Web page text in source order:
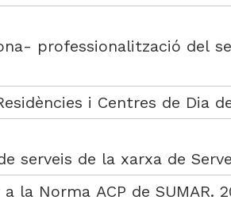
professionalització del
i Centres de Dia
de la xarxa de
la Norma ACP de SUMAR.